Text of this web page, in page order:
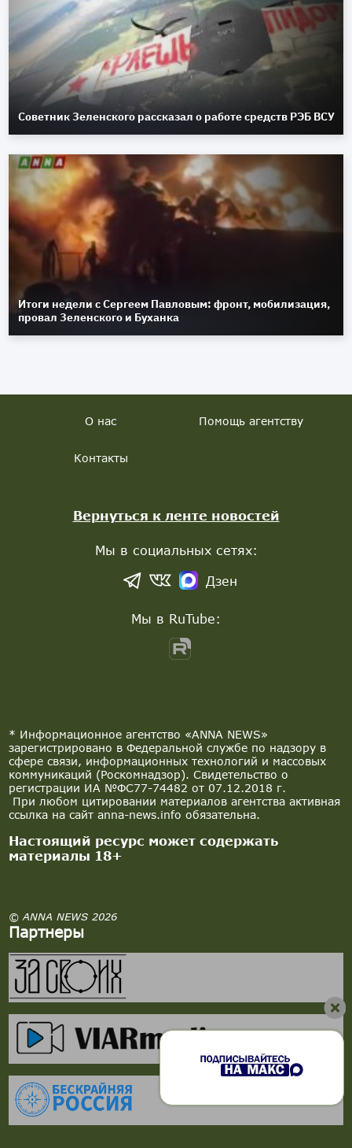
Советник Зеленского рассказал о работе средств РЭБ ВСУ
Итоги недели с Сергеем Павловым: фронт, мобилизация,
провал Зеленского и Буханка
* Информационное агентство «ANNA NEWS»
зарегистрировано в Федеральной службе по надзору в
сфере связи, информационных технологий и массовых
коммуникаций (Роскомнадзор). Свидетельство о
регистрации ИА №ФС77-74482 от 07.12.2018 г.
При любом цитировании материалов агентства активная
ссылка на сайт anna-news.info обязательна.
Настоящий ресурс может содержать
материалы 18+
© ANNA NEWS 2026
Партнеры
О нас Помощь агентству
Контакты
Вернуться к ленте новостей
Мы в социальных сетях:
Дзен
Мы в RuTube: